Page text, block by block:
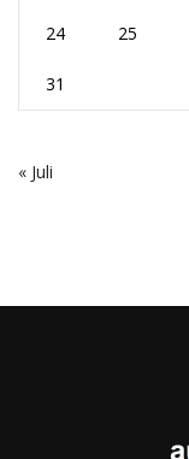
24 25
31
« Juli